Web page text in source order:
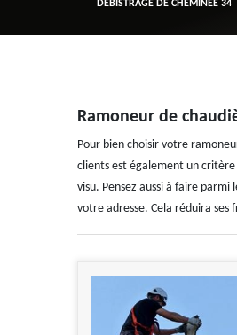
DÉBISTRAGE DE CHEMINÉE 34
Ramoneur de
Pour bien choisir votre
clients est également un
visu. Pensez aussi à faire
votre adresse. Cela réduira ses